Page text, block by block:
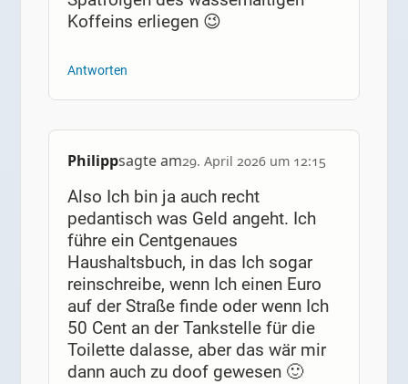
Koffeins erliegen 😉
Antworten
Philippsagte am29. April 2026 um 12:15
Also Ich bin ja auch recht
pedantisch was Geld angeht. Ich
führe ein Centgenaues
Haushaltsbuch, in das Ich sogar
reinschreibe, wenn Ich einen Euro
auf der Straße finde oder wenn Ich
50 Cent an der Tankstelle für die
Toilette dalasse, aber das wär mir
dann auch zu doof gewesen 🙂